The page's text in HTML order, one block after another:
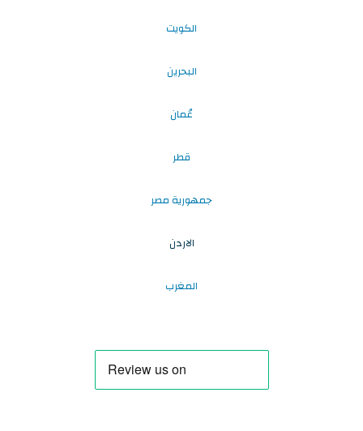
الكويت
البحرين
عُمان
قطر
جمهورية مصر
الاردن
المغرب